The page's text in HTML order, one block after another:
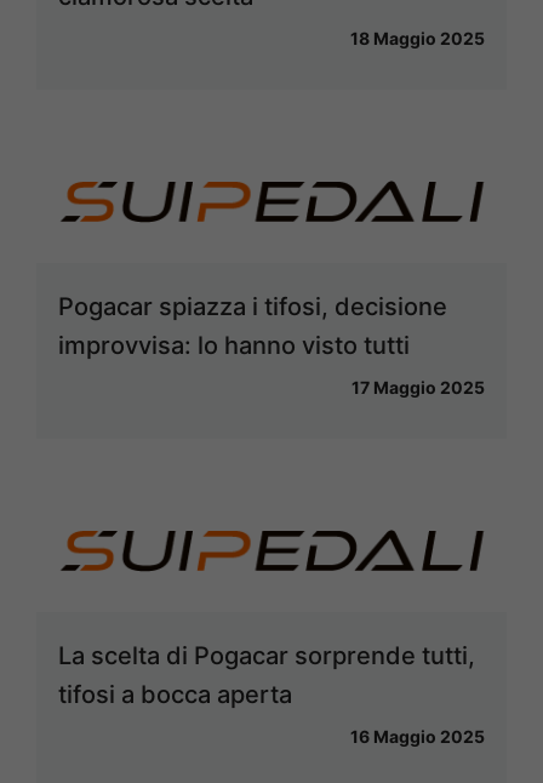
18 Maggio 2025
Pogacar spiazza i tifosi, decisione
improvvisa: lo hanno visto tutti
17 Maggio 2025
La scelta di Pogacar sorprende tutti,
tifosi a bocca aperta
16 Maggio 2025